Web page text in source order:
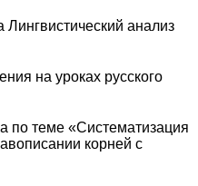
Лингвистический анализ
на уроках русского
по теме «Систематизация
корней с